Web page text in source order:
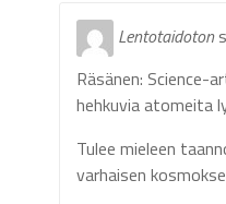
Lentotaidoton
Räsänen:
hehkuvia atomeita
Tulee mieleen
varhaisen